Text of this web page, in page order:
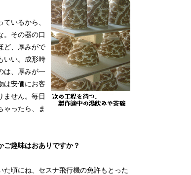
いるから、
。その器の口
ど、厚みがで
いい。成形時
は、厚みが一
は安価にお客
ません。毎日
ゃったら、ま
趣味はおありですか？
頃にね、セスナ飛行機の免許もとった